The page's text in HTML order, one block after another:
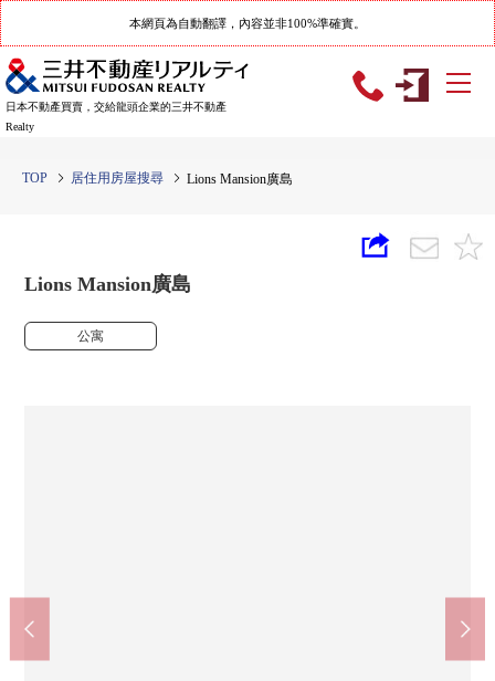
本網頁為自動翻譯，內容並非100%準確實。
日本不動產買賣，交給龍頭企業的三井不動產
Realty
TOP 居住用房屋搜尋 Lions Mansion廣島
Lions Mansion廣島
公寓